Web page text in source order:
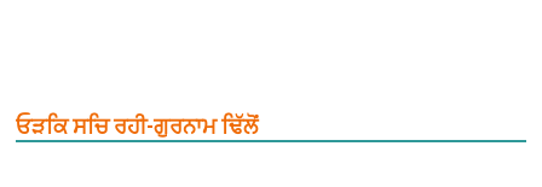
ਓੜਕਿ ਸਚਿ ਰਹੀ-ਗੁਰਨਾਮ ਢਿੱਲੋਂ